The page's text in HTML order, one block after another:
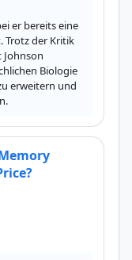
er bereits eine
Trotz der Kritik
Biologie
erweitern und